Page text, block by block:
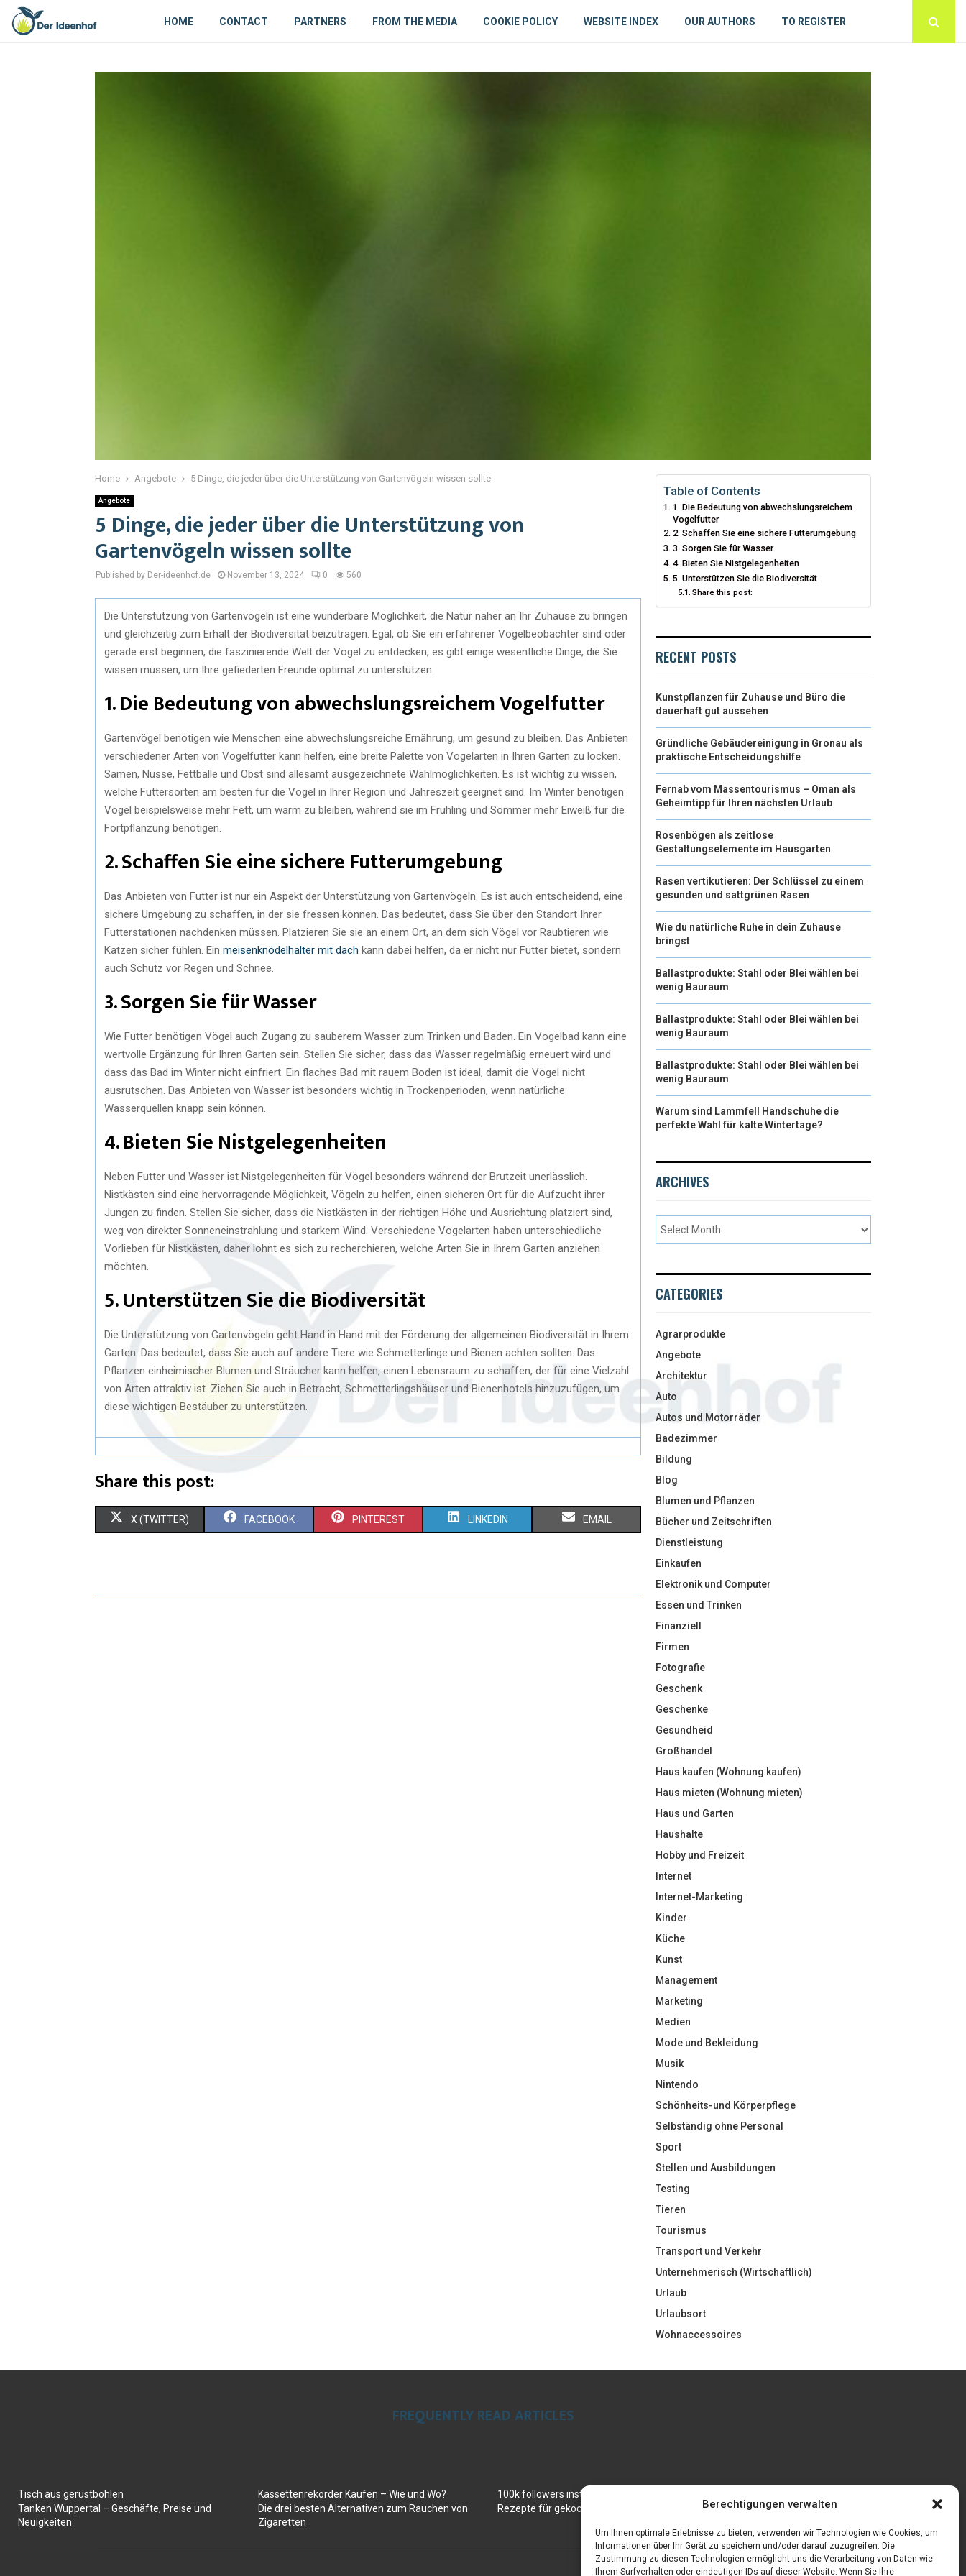
Berechtigungen verwalten
Um Ihnen optimale Erlebnisse zu bieten, verwenden wir Technologien wie Cookies, um
Informationen über Ihr Gerät zu speichern und/oder darauf zuzugreifen. Die
Zustimmung zu diesen Technologien ermöglicht uns die Verarbeitung von Daten wie
Ihrem Surfverhalten oder eindeutigen IDs auf dieser Website. Wenn Sie Ihre
HOME CONTACT PARTNERS FROM THE MEDIA COOKIE POLICY WEBSITE INDEX OUR AUTHORS TO REGISTER
Home Angebote 5 Dinge, die jeder über die Unterstützung von Gartenvögeln wissen sollte
Angebote
5 Dinge, die jeder über die Unterstützung von
Gartenvögeln wissen sollte
Published by Der-ideenhof.de November 13, 2024 0 560
Die Unterstützung von Gartenvögeln ist eine wunderbare Möglichkeit, die Natur näher an Ihr Zuhause zu bringen
und gleichzeitig zum Erhalt der Biodiversität beizutragen. Egal, ob Sie ein erfahrener Vogelbeobachter sind oder
gerade erst beginnen, die faszinierende Welt der Vögel zu entdecken, es gibt einige wesentliche Dinge, die Sie
wissen müssen, um Ihre gefiederten Freunde optimal zu unterstützen.
1. Die Bedeutung von abwechslungsreichem Vogelfutter
Gartenvögel benötigen wie Menschen eine abwechslungsreiche Ernährung, um gesund zu bleiben. Das Anbieten
verschiedener Arten von Vogelfutter kann helfen, eine breite Palette von Vogelarten in Ihren Garten zu locken.
Samen, Nüsse, Fettbälle und Obst sind allesamt ausgezeichnete Wahlmöglichkeiten. Es ist wichtig zu wissen,
welche Futtersorten am besten für die Vögel in Ihrer Region und Jahreszeit geeignet sind. Im Winter benötigen
Vögel beispielsweise mehr Fett, um warm zu bleiben, während sie im Frühling und Sommer mehr Eiweiß für die
Fortpflanzung benötigen.
2. Schaffen Sie eine sichere Futterumgebung
Das Anbieten von Futter ist nur ein Aspekt der Unterstützung von Gartenvögeln. Es ist auch entscheidend, eine
sichere Umgebung zu schaffen, in der sie fressen können. Das bedeutet, dass Sie über den Standort Ihrer
Futterstationen nachdenken müssen. Platzieren Sie sie an einem Ort, an dem sich Vögel vor Raubtieren wie
Katzen sicher fühlen. Ein meisenknödelhalter mit dach kann dabei helfen, da er nicht nur Futter bietet, sondern
auch Schutz vor Regen und Schnee.
3. Sorgen Sie für Wasser
Wie Futter benötigen Vögel auch Zugang zu sauberem Wasser zum Trinken und Baden. Ein Vogelbad kann eine
wertvolle Ergänzung für Ihren Garten sein. Stellen Sie sicher, dass das Wasser regelmäßig erneuert wird und
dass das Bad im Winter nicht einfriert. Ein flaches Bad mit rauem Boden ist ideal, damit die Vögel nicht
ausrutschen. Das Anbieten von Wasser ist besonders wichtig in Trockenperioden, wenn natürliche
Wasserquellen knapp sein können.
4. Bieten Sie Nistgelegenheiten
Neben Futter und Wasser ist Nistgelegenheiten für Vögel besonders während der Brutzeit unerlässlich.
Nistkästen sind eine hervorragende Möglichkeit, Vögeln zu helfen, einen sicheren Ort für die Aufzucht ihrer
Jungen zu finden. Stellen Sie sicher, dass die Nistkästen in der richtigen Höhe und Ausrichtung platziert sind,
weg von direkter Sonneneinstrahlung und starkem Wind. Verschiedene Vogelarten haben unterschiedliche
Vorlieben für Nistkästen, daher lohnt es sich zu recherchieren, welche Arten Sie in Ihrem Garten anziehen
möchten.
5. Unterstützen Sie die Biodiversität
Die Unterstützung von Gartenvögeln geht Hand in Hand mit der Förderung der allgemeinen Biodiversität in Ihrem
Garten. Das bedeutet, dass Sie auch auf andere Tiere wie Schmetterlinge und Bienen achten sollten. Das
Pflanzen einheimischer Blumen und Sträucher kann helfen, einen Lebensraum zu schaffen, der für eine Vielzahl
von Arten attraktiv ist. Ziehen Sie auch in Betracht, Schmetterlingshäuser und Bienenhotels hinzuzufügen, um
diese wichtigen Bestäuber zu unterstützen.
Share this post:
X (TWITTER) FACEBOOK PINTEREST LINKEDIN EMAIL
Table of Contents
1. Die Bedeutung von abwechslungsreichem
Vogelfutter
2. Schaffen Sie eine sichere Futterumgebung
3. Sorgen Sie für Wasser
4. Bieten Sie Nistgelegenheiten
5. Unterstützen Sie die Biodiversität
Share this post:
RECENT POSTS
Kunstpflanzen für Zuhause und Büro die
dauerhaft gut aussehen
Gründliche Gebäudereinigung in Gronau als
praktische Entscheidungshilfe
Fernab vom Massentourismus – Oman als
Geheimtipp für Ihren nächsten Urlaub
Rosenbögen als zeitlose
Gestaltungselemente im Hausgarten
Rasen vertikutieren: Der Schlüssel zu einem
gesunden und sattgrünen Rasen
Wie du natürliche Ruhe in dein Zuhause
bringst
Ballastprodukte: Stahl oder Blei wählen bei
wenig Bauraum
Ballastprodukte: Stahl oder Blei wählen bei
wenig Bauraum
Ballastprodukte: Stahl oder Blei wählen bei
wenig Bauraum
Warum sind Lammfell Handschuhe die
perfekte Wahl für kalte Wintertage?
ARCHIVES
CATEGORIES
Agrarprodukte
Angebote
Architektur
Auto
Autos und Motorräder
Badezimmer
Bildung
Blog
Blumen und Pflanzen
Bücher und Zeitschriften
Dienstleistung
Einkaufen
Elektronik und Computer
Essen und Trinken
Finanziell
Firmen
Fotografie
Geschenk
Geschenke
Gesundheid
Großhandel
Haus kaufen (Wohnung kaufen)
Haus mieten (Wohnung mieten)
Haus und Garten
Haushalte
Hobby und Freizeit
Internet
Internet-Marketing
Kinder
Küche
Kunst
Management
Marketing
Medien
Mode und Bekleidung
Musik
Nintendo
Schönheits-und Körperpflege
Selbständig ohne Personal
Sport
Stellen und Ausbildungen
Testing
Tieren
Tourismus
Transport und Verkehr
Unternehmerisch (Wirtschaftlich)
Urlaub
Urlaubsort
Wohnaccessoires
FREQUENTLY READ ARTICLES
Tisch aus gerüstbohlen
Tanken Wuppertal – Geschäfte, Preise und
Neuigkeiten
Kassettenrekorder Kaufen – Wie und Wo?
Die drei besten Alternativen zum Rauchen von
Zigaretten
100k followers instagram buy
Rezepte für gekochte Süßkartoffeln
eigenen Bild